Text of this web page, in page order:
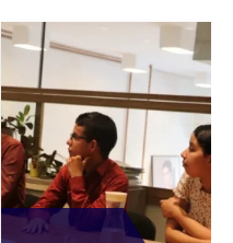
SÉCURISER LA
CESSION DES
PME